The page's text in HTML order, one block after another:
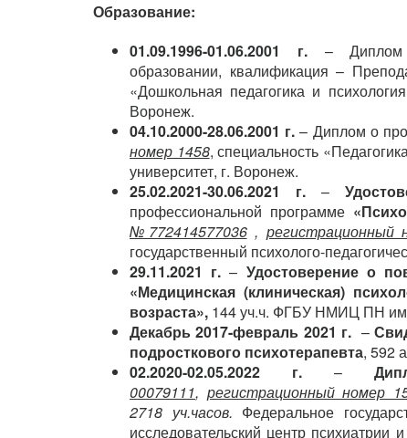
Образование:
01.09.1996-01.06.2001 г.–
образовании, квалификация –
«Дошкольная педагогика и
Воронеж.
04.10.2000-28.06.2001 г. – Диплом о
номер 1458, специальность
университет, г. Воронеж.
25.02.2021-30.06.2021 г.–
профессиональной программе
№772414577036,
государственный психолого-
29.11.2021 г.– Удостоверение о
«Медицинская (клиническая)
возраста», 144 уч.ч. ФГБУ НМИЦ ПН
Декабрь 2017-февраль 2021 г. –
подросткового психотерапевта, 592
02.2020-02.05.2022 г. –
00079111, регистрационный номер
2718 уч.часов. Федеральное
исследовательский центр